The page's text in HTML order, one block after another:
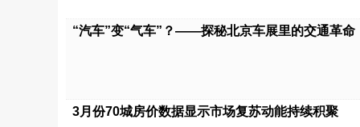
“汽车”变“气车”？——探秘北京车展里的交通革命
3月份70城房价数据显示市场复苏动能持续积聚